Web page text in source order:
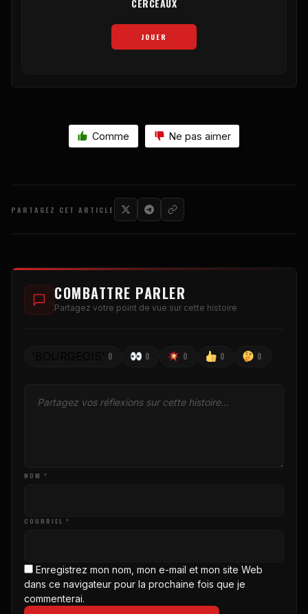
JOUER
Comme Ne pas aimer
PARTAGEZ CET ARTICLE
COMBATTRE PARLER
Partagez votre point de vue sur cette histoire
0 0 0 0 0
NOM *
COURRIEL *
Enregistrez mon nom, mon e-mail et mon site Web
dans ce navigateur pour la prochaine fois que je
commenterai.